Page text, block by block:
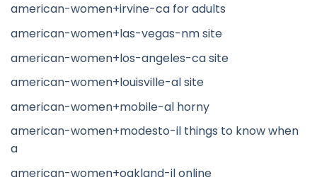
american-women+irvine-ca for adults
american-women+las-vegas-nm site
american-women+los-angeles-ca site
american-women+louisville-al site
american-women+mobile-al horny
american-women+modesto-il things to know when
a
american-women+oakland-il online